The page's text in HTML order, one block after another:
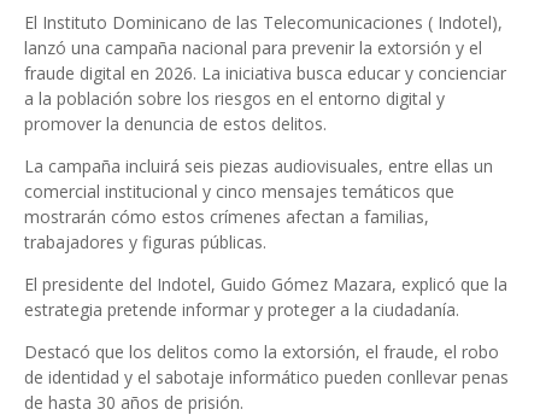
El Instituto Dominicano de las Telecomunicaciones ( Indotel),
lanzó una campaña nacional para prevenir la extorsión y el
fraude digital en 2026. La iniciativa busca educar y concienciar
a la población sobre los riesgos en el entorno digital y
promover la denuncia de estos delitos.
La campaña incluirá seis piezas audiovisuales, entre ellas un
comercial institucional y cinco mensajes temáticos que
mostrarán cómo estos crímenes afectan a familias,
trabajadores y figuras públicas.
El presidente del Indotel, Guido Gómez Mazara, explicó que la
estrategia pretende informar y proteger a la ciudadanía.
Destacó que los delitos como la extorsión, el fraude, el robo
de identidad y el sabotaje informático pueden conllevar penas
de hasta 30 años de prisión.